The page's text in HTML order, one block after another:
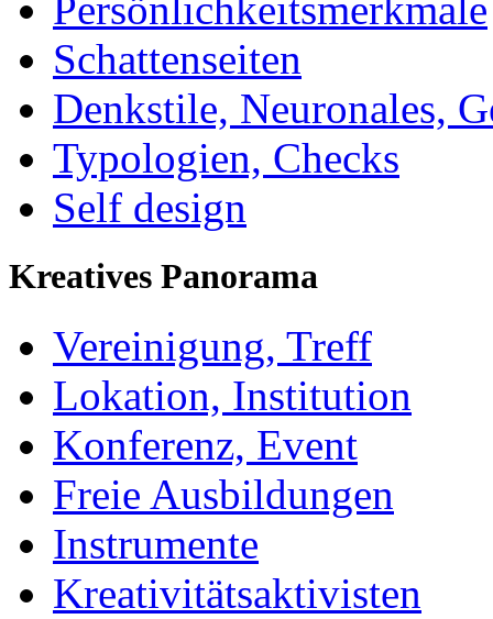
Schattenseiten
Denkstile, Neuronales,
Typologien, Checks
Self design
Kreatives Panorama
Vereinigung, Treff
Lokation, Institution
Konferenz, Event
Freie Ausbildungen
Instrumente
Kreativitätsaktivisten